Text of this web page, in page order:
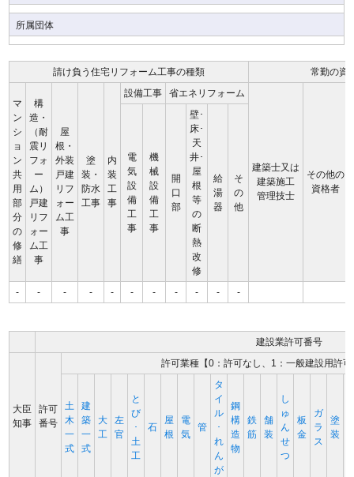
所属団体
請け負う住宅リフォーム工事の種類 常勤の資
マ
ン
シ
ョ
ン
共
用
部
分
の
修
繕
構
造・
（耐
震リ
フォ
ー
ム）
戸建
リフ
ォー
ム工
事
屋
根・
外装
戸建
リフ
ォー
ム工
事
塗
装・
防水
工事
内
装
工
事
設備工事 省エネリフォーム
建築士又は
建築施工
管理技士
その他の
資格者
電
気
設
備
工
事
機
械
設
備
工
事
開
口
部
壁･
床･
天
井･
屋
根
等
の
断
熱
改
修
給
湯
器
そ
の
他
- - - - - - - - - - -
建設業許可番号
大臣
知事
許可
番号
許可業種【0：許可なし、1：一般建設用許
土
木
一
式
建
築
一
式
大
工
左
官
と
び
･
土
工
石
屋
根
電
気
管
タ
イ
ル
･
れ
ん
が
鋼
構
造
物
鉄
筋
舗
装
し
ゅ
ん
せ
つ
板
金
ガ
ラ
ス
塗
装